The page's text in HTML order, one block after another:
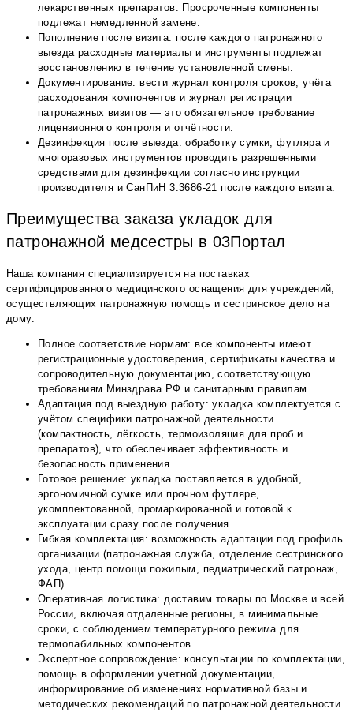
лекарственных препаратов. Просроченные компоненты
подлежат немедленной замене.
Пополнение после визита: после каждого патронажного
выезда расходные материалы и инструменты подлежат
восстановлению в течение установленной смены.
Документирование: вести журнал контроля сроков, учёта
расходования компонентов и журнал регистрации
патронажных визитов — это обязательное требование
лицензионного контроля и отчётности.
Дезинфекция после выезда: обработку сумки, футляра и
многоразовых инструментов проводить разрешенными
средствами для дезинфекции согласно инструкции
производителя и СанПиН 3.3686-21 после каждого визита.
Преимущества заказа укладок для
патронажной медсестры в 03Портал
Наша компания специализируется на поставках
сертифицированного медицинского оснащения для учреждений,
осуществляющих патронажную помощь и сестринское дело на
дому.
Полное соответствие нормам: все компоненты имеют
регистрационные удостоверения, сертификаты качества и
сопроводительную документацию, соответствующую
требованиям Минздрава РФ и санитарным правилам.
Адаптация под выездную работу: укладка комплектуется с
учётом специфики патронажной деятельности
(компактность, лёгкость, термоизоляция для проб и
препаратов), что обеспечивает эффективность и
безопасность применения.
Готовое решение: укладка поставляется в удобной,
эргономичной сумке или прочном футляре,
укомплектованной, промаркированной и готовой к
эксплуатации сразу после получения.
Гибкая комплектация: возможность адаптации под профиль
организации (патронажная служба, отделение сестринского
ухода, центр помощи пожилым, педиатрический патронаж,
ФАП).
Оперативная логистика: доставим товары по Москве и всей
России, включая отдаленные регионы, в минимальные
сроки, с соблюдением температурного режима для
термолабильных компонентов.
Экспертное сопровождение: консультации по комплектации,
помощь в оформлении учетной документации,
информирование об изменениях нормативной базы и
методических рекомендаций по патронажной деятельности.